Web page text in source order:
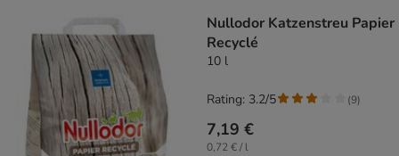
Nullodor Katzenstreu Papier
Recyclé
10 l
7,19 €
0,72 € / l
Rating: 3.2/5 (9)